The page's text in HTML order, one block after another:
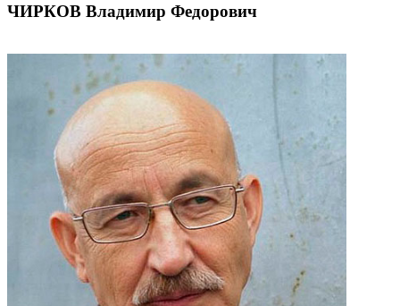
ЧИРКОВ Владимир Федорович